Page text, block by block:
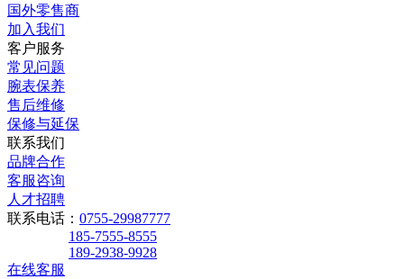
国外零售商
加入我们
客户服务
常见问题
腕表保养
售后维修
保修与延保
联系我们
品牌合作
客服咨询
人才招聘
联系电话： 0755-29987777
185-7555-8555
189-2938-9928
在线客服